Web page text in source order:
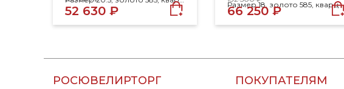
52 630 ₽ Размер 18, золото 585, кварц
66 250 ₽
РОСЮВЕЛИРТОРГ
ПОКУПАТЕЛЯМ